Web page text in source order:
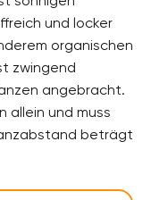
und locker
organischen
zwingend
angebracht.
allein und muss
beträgt